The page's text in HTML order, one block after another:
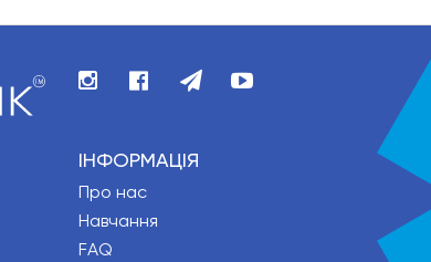
ІНФОРМАЦІЯ
Про нас
Навчання
FAQ